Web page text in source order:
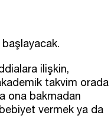
ilişkin,
takvim orada
ona bakmadan
vermek ya da